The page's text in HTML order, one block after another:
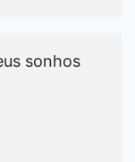
sonhos